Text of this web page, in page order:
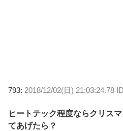
793: 2018/12/02(日) 21:03:24.78
ヒートテック程度ならクリス
てあげたら？